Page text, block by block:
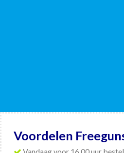
Voordelen